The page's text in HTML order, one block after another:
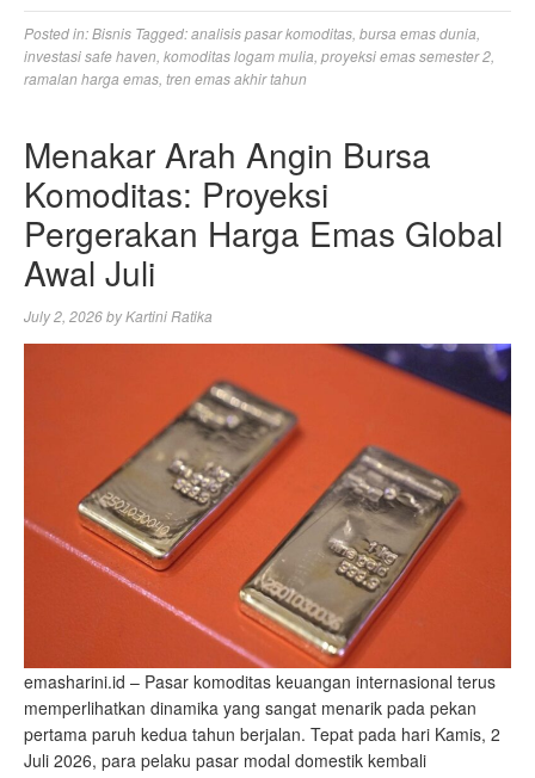
Posted in:Bisnis Tagged:analisis pasar komoditas, bursa emas dunia,
investasi safe haven, komoditas logam mulia, proyeksi emas semester 2,
ramalan harga emas, tren emas akhir tahun
Menakar Arah Angin Bursa
Komoditas: Proyeksi
Pergerakan Harga Emas Global
Awal Juli
July 2, 2026byKartini Ratika
emasharini.id – Pasar komoditas keuangan internasional terus
memperlihatkan dinamika yang sangat menarik pada pekan
pertama paruh kedua tahun berjalan. Tepat pada hari Kamis, 2
Juli 2026, para pelaku pasar modal domestik kembali